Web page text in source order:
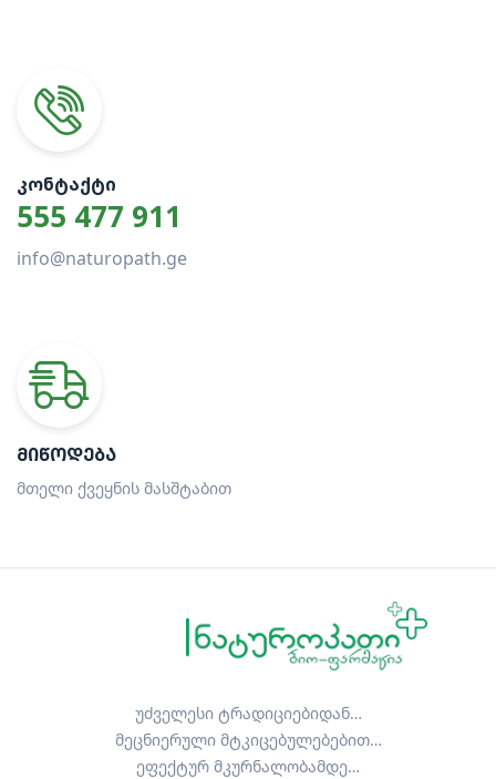
ᲙᲝᲜᲢᲐᲥᲢᲘ
555 477 911
info@naturopath.ge
ᲛᲘᲬᲝᲓᲔᲑᲐ
მთელი ქვეყნის მასშტაბით
უძველესი ტრადიციებიდან…
მეცნიერული მტკიცებულებებით…
ეფექტურ მკურნალობამდე…